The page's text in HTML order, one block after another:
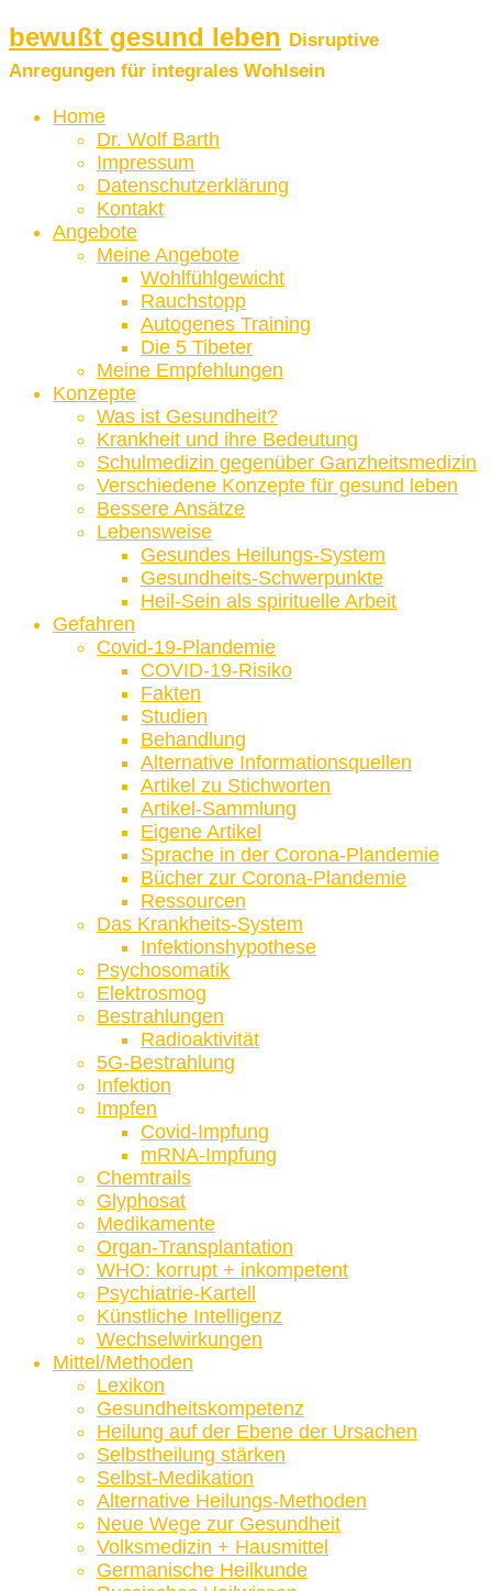
bewußt gesund leben Disruptive
Anregungen für integrales Wohlsein
Home
Dr. Wolf Barth
Impressum
Datenschutzerklärung
Kontakt
Angebote
Meine Angebote
Wohlfühlgewicht
Rauchstopp
Autogenes Training
Die 5 Tibeter
Meine Empfehlungen
Konzepte
Was ist Gesundheit?
Krankheit und ihre Bedeutung
Schulmedizin gegenüber Ganzheitsmedizin
Verschiedene Konzepte für gesund leben
Bessere Ansätze
Lebensweise
Gesundes Heilungs-System
Gesundheits-Schwerpunkte
Heil-Sein als spirituelle Arbeit
Gefahren
Covid-19-Plandemie
COVID-19-Risiko
Fakten
Studien
Behandlung
Alternative Informationsquellen
Artikel zu Stichworten
Artikel-Sammlung
Eigene Artikel
Sprache in der Corona-Plandemie
Bücher zur Corona-Plandemie
Ressourcen
Das Krankheits-System
Infektionshypothese
Psychosomatik
Elektrosmog
Bestrahlungen
Radioaktivität
5G-Bestrahlung
Infektion
Impfen
Covid-Impfung
mRNA-Impfung
Chemtrails
Glyphosat
Medikamente
Organ-Transplantation
WHO: korrupt + inkompetent
Psychiatrie-Kartell
Künstliche Intelligenz
Wechselwirkungen
Mittel/Methoden
Lexikon
Gesundheitskompetenz
Heilung auf der Ebene der Ursachen
Selbstheilung stärken
Selbst-Medikation
Alternative Heilungs-Methoden
Neue Wege zur Gesundheit
Volksmedizin + Hausmittel
Germanische Heilkunde